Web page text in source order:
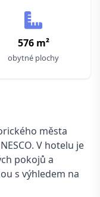
576 m²
obytné plochy
města
V hotelu je
pokojů a
s výhledem na